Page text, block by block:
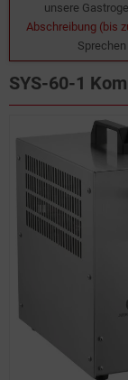
unsere
Abschreibung (bis
SYS-60-1